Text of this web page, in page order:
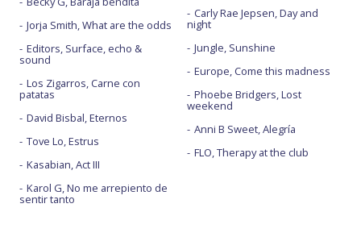
Jorja Smith, What are the odds
Editors, Surface, echo &
sound
Los Zigarros, Carne con
patatas
David Bisbal, Eternos
Tove Lo, Estrus
Kasabian, Act III
Karol G, No me arrepiento de
sentir tanto
Carly Rae Jepsen, Day and
night
Jungle, Sunshine
Europe, Come this madness
Phoebe Bridgers, Lost
weekend
Anni B Sweet, Alegría
FLO, Therapy at the club